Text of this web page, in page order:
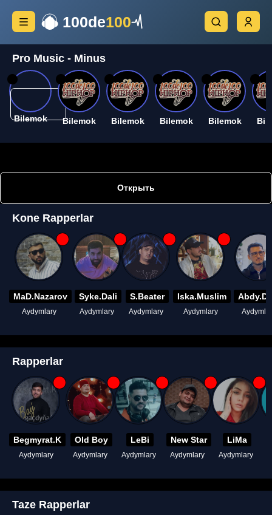
100de100
Pro Music - Minus
Bilemok Bilemok Bilemok Bilemok Bilemok
Открыть
Kone Rapperlar
MaD.Nazarov
Aydymlary
Syke.Dali
Aydymlary
S.Beater
Aydymlary
Iska.Muslim
Aydymlary
Rapperlar
Begmyrat.K
Aydymlary
Old Boy
Aydymlary
LeBi
Aydymlary
New Star
Aydymlary
LiMa
Aydymlary
Taze Rapperlar